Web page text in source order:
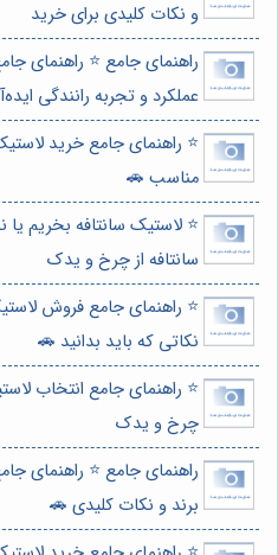
و نکات کلیدی برای خرید
راهنمای جامع ⭐️ راهنمای
عملکرد و تجربه رانندگی
⭐️ راهنمای جامع خرید
مناسب 🚗
⭐️ لاستیک سانتافه بخریم
سانتافه از چرخ و یدک
⭐️ راهنمای جامع فروش
نکاتی که باید بدانید 🚗
⭐️ راهنمای جامع انتخاب
چرخ و یدک
راهنمای جامع ⭐️ راهنمای
برند و نکات کلیدی 🚗